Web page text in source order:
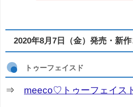
2020年8月7日（金）発売・新作
トゥーフェイスド
⇒ meeco♡トゥーフェイス